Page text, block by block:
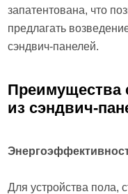
запатентована, что
предлагать
сэндвич-панелей.
Преимущества
из сэндвич-
Для устройства пола,